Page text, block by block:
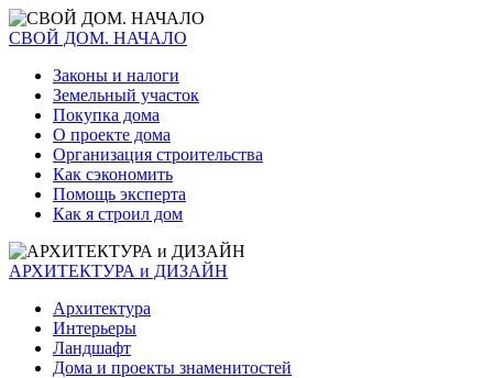
СВОЙ ДОМ. НАЧАЛО
Законы и налоги
Земельный участок
Покупка дома
О проекте дома
Организация строительства
Как сэкономить
Помощь эксперта
Как я строил дом
АРХИТЕКТУРА и ДИЗАЙН
Архитектура
Интерьеры
Ландшафт
Дома и проекты знаменитостей